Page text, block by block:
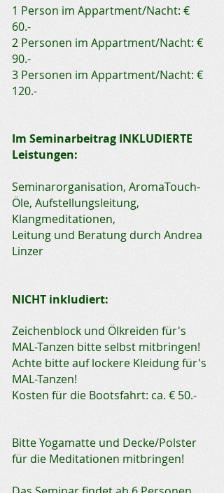
1 Person im Appartment/Nacht: €
60.-
2 Personen im Appartment/Nacht: €
90.-
3 Personen im Appartment/Nacht: €
120.-
Im Seminarbeitrag INKLUDIERTE
Leistungen:
Seminarorganisation, AromaTouch-
Öle, Aufstellungsleitung,
Klangmeditationen,
Leitung und Beratung durch Andrea
Linzer
NICHT inkludiert:
Zeichenblock und Ölkreiden für's
MAL-Tanzen bitte selbst mitbringen!
Achte bitte auf lockere Kleidung für's
MAL-Tanzen!
Kosten für die Bootsfahrt: ca. € 50.-
Bitte Yogamatte und Decke/Polster
für die Meditationen mitbringen!